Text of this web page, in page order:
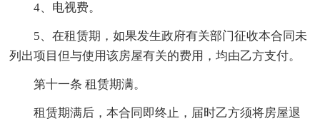
4、电视费。
5、在租赁期，如果发生政府有关部门征收本合同未
列出项目但与使用该房屋有关的费用，均由乙方支付。
第十一条 租赁期满。
租赁期满后，本合同即终止，届时乙方须将房屋退